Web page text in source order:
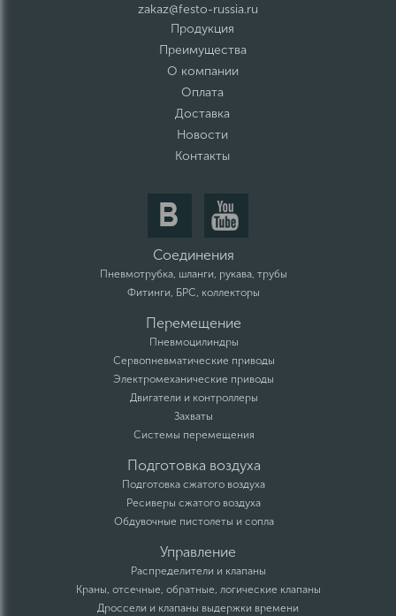
zakaz@festo-russia.ru
Продукция
Преимущества
О компании
Оплата
Доставка
Новости
Контакты
Соединения
Пневмотрубка, шланги, рукава, трубы
Фитинги, БРС, коллекторы
Перемещение
Пневмоцилиндры
Сервопневматические приводы
Электромеханические приводы
Двигатели и контроллеры
Захваты
Системы перемещения
Подготовка воздуха
Подготовка сжатого воздуха
Ресиверы сжатого воздуха
Обдувочные пистолеты и сопла
Управление
Распределители и клапаны
Краны, отсечные, обратные, логические клапаны
Дроссели и клапаны выдержки времени